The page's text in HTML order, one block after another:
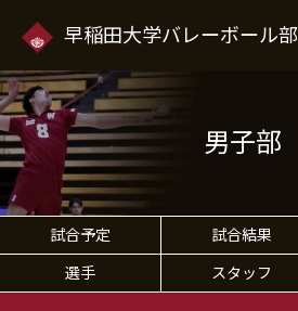
早稲田大学バレーボール部
男子部
試合予定 試合結果
選手 スタッフ